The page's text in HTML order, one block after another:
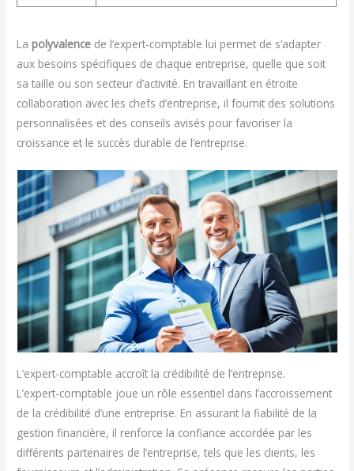
La polyvalence de l’expert-comptable lui permet de s’adapter
aux besoins spécifiques de chaque entreprise, quelle que soit
sa taille ou son secteur d’activité. En travaillant en étroite
collaboration avec les chefs d’entreprise, il fournit des solutions
personnalisées et des conseils avisés pour favoriser la
croissance et le succès durable de l’entreprise.
L’expert-comptable accroît la crédibilité de l’entreprise.
L’expert-comptable joue un rôle essentiel dans l’accroissement
de la crédibilité d’une entreprise. En assurant la fiabilité de la
gestion financière, il renforce la confiance accordée par les
différents partenaires de l’entreprise, tels que les clients, les